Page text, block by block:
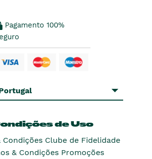
Pagamento 100%
de Uso
Condições Clube de Fidelidade
& Condições Promoções